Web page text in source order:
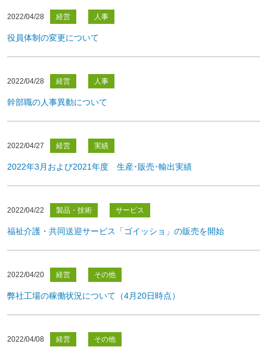
2022/04/28 経営 人事
役員体制の変更について
2022/04/28 経営 人事
幹部職の人事異動について
2022/04/27 経営 実績
2022年3月および2021年度 生産･販売･輸出実績
2022/04/22 製品・技術 サービス
福祉介護・共同送迎サービス「ゴイッショ」の販売を開始
2022/04/20 経営 その他
弊社工場の稼働状況について（4月20日時点）
2022/04/08 経営 その他